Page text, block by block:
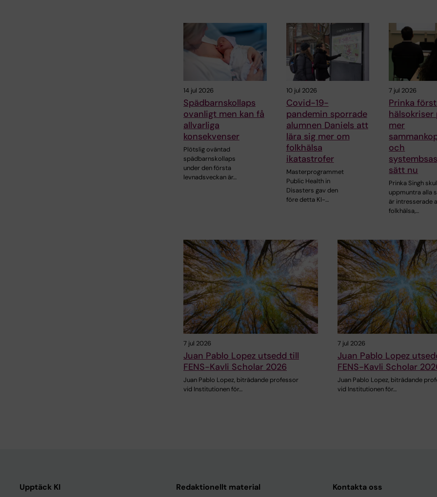
14 jul 2026
Spädbarnskollaps
ovanligt men kan få
allvarliga
konsekvenser
Plötslig oväntad
spädbarnskollaps
under den första
levnadsveckan är…
10 jul 2026
Covid-19-
pandemin sporrade
alumnen Daniels att
lära sig mer om
folkhälsa
ikatastrofer
Masterprogrammet
Public Health in
Disasters gav den
före detta KI-…
7 jul 2026
Prinka
hälsokriser
mer
och
sätt nu
Prinka Singh
uppmuntra alla
är intresserade
folkhälsa,…
7 jul 2026
Juan Pablo Lopez utsedd till
FENS-Kavli Scholar 2026
Juan Pablo Lopez, biträdande professor
vid Institutionen för…
7 jul 2026
Juan Pablo Lopez
FENS-Kavli Scholar
Juan Pablo Lopez, biträdande
vid Institutionen för…
Upptäck KI Redaktionellt material Kontakta oss